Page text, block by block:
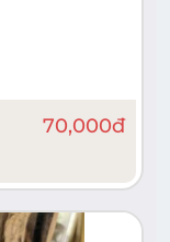
70,000đ